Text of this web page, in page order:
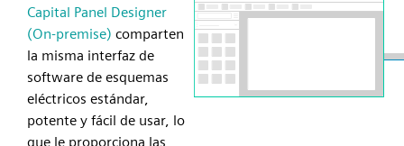
Capital Panel Designer
(On-premise) comparten
la misma interfaz de
software de esquemas
eléctricos estándar,
potente y fácil de usar, lo
que le proporciona las